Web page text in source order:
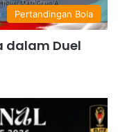
Pertandingan Bola
dalam Duel